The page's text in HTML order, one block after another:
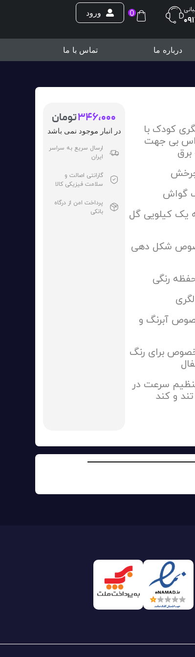
0 ورود
درباره ما تماس با ما
کودک با
بی جهت
برق
گواش
یک کیلویی گل
شکل دهی
رنگی
آبرنگ و
برای رنگ
سرعت در
و کند
346،000تومان
در انبار موجود نمی باشد
ارسال سریع به سراسر
ایران
گارانتی اصالت و
سلامت فیزیکی کالا
پرداخت امن از درگاه
بانکی